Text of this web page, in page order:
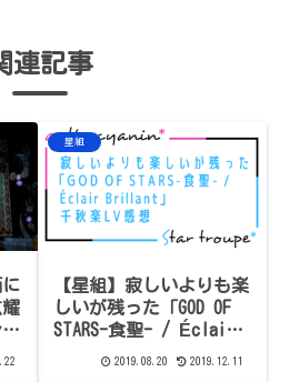
連記事
に
星組
【星組】寂しいよりも楽
しいが残った「GOD OF
STARS-食聖- / Éclair
2019.08.20 2019.12.11